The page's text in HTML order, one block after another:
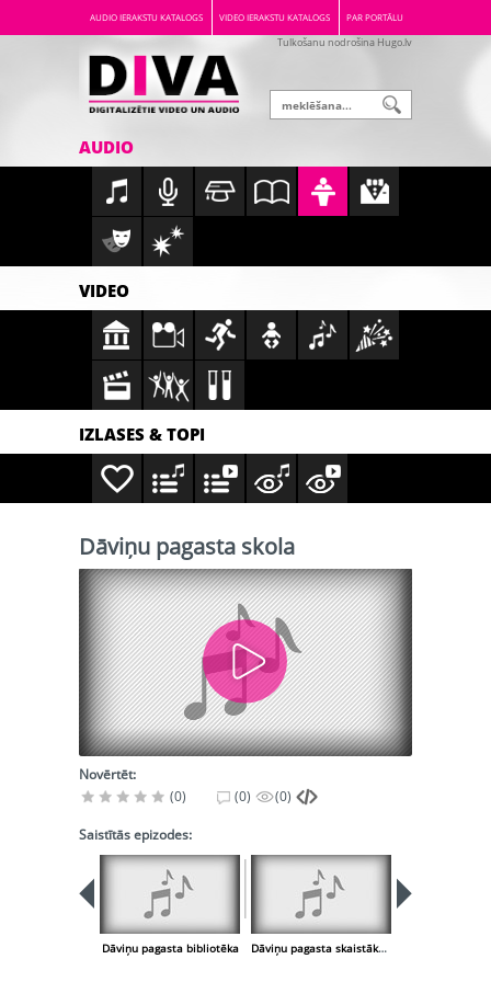
AUDIO IERAKSTU KATALOGS VIDEO IERAKSTU KATALOGS PAR PORTĀLU
Tulkošanu nodrošina Hugo.lv
AUDIO
VIDEO
IZLASES & TOPI
Dāviņu pagasta skola
Novērtēt:
(0)
(0) (0)
Saistītās epizodes:
Dāviņu pagasta bibliotēka Dāviņu pagasta skaistākā māja